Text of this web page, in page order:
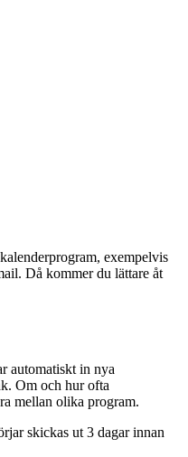
exempelvis
Då kommer du lättare åt
automatiskt in nya
Om och hur ofta
mellan olika program.
skickas ut 3 dagar innan